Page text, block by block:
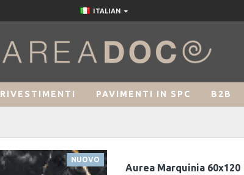
ITALIAN
RIVESTIMENTI PAVIMENTI IN SPC B2B
NUOVO
Aurea Marquinia 60x120